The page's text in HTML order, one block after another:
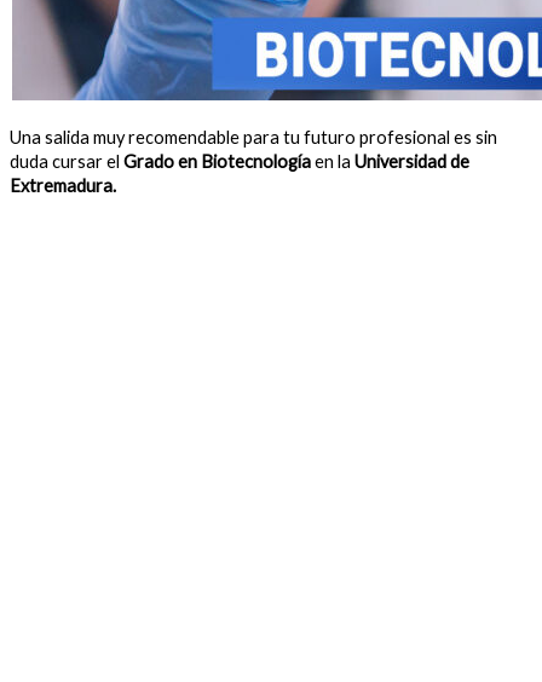
Una salida muy recomendable para tu futuro profesional es sin
duda cursar el Grado en Biotecnologíaen la Universidad de
Extremadura.